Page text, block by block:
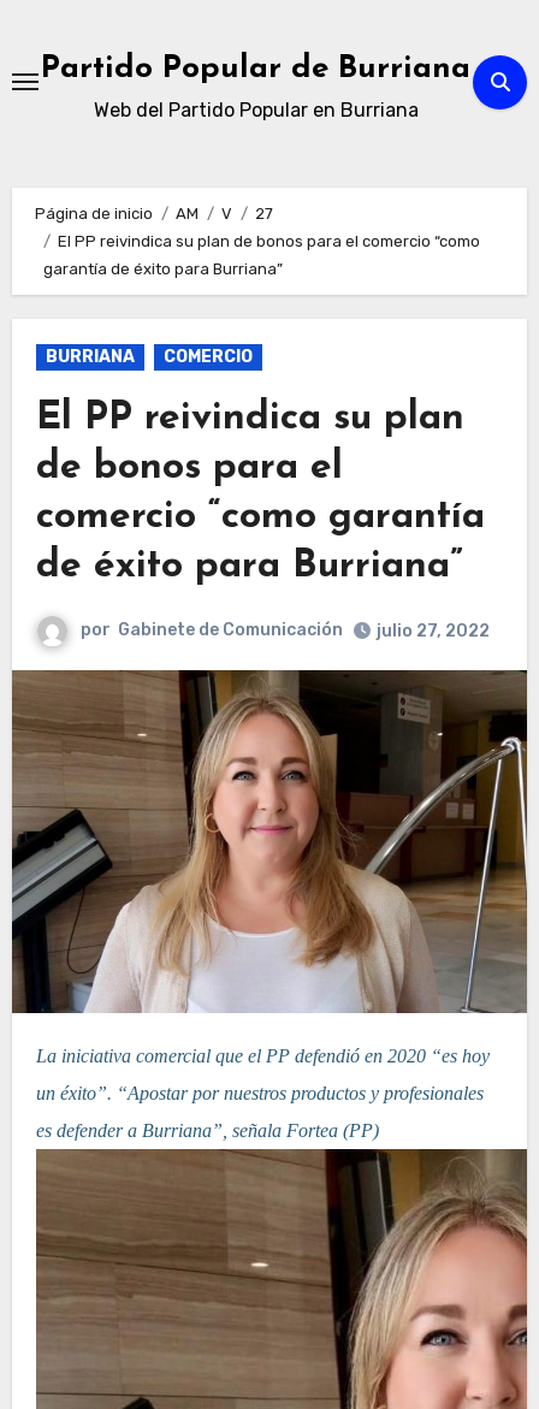
contenidoPartido Popular de Burriana
Web del Partido Popular en Burriana
Página de inicio AM V
27
El PP reivindica su plan de bonos para el comercio “como
garantía de éxito para Burriana”
BURRIANA COMERCIO
El PP reivindica su plan
de bonos para el
comercio “como garantía
de éxito para Burriana”
por Gabinete de Comunicación julio 27, 2022
La iniciativa comercial que el PP defendió en 2020 “es hoy
un éxito”. “Apostar por nuestros productos y profesionales
es defender a Burriana”, señala Fortea (PP)